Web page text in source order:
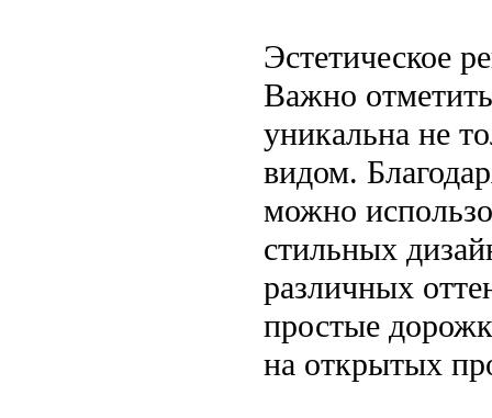
Эстетическое
Важно
уникальна не
видом.
можно
стильных
различных
простые
на открытых